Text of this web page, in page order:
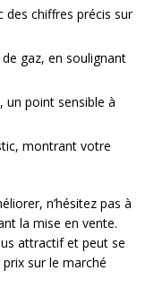
des chiffres précis sur
gaz, en soulignant
un point sensible à
montrant votre
n’hésitez pas à
la mise en vente.
attractif et peut se
sur le marché